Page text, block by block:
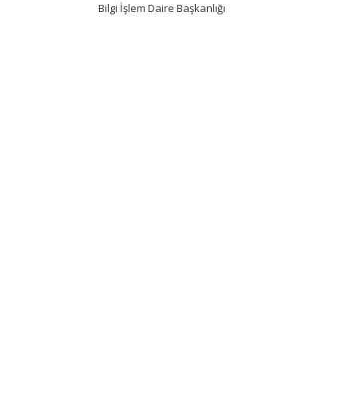
Bilgi İşlem Daire Başkanlığı